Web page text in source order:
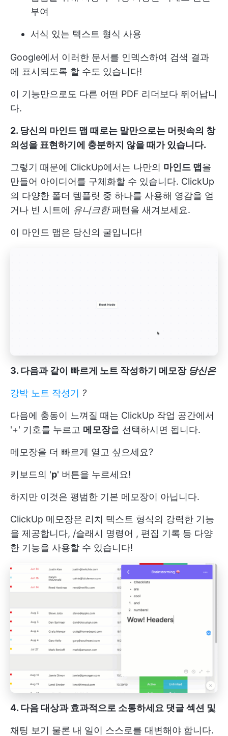
부여
서식 있는 텍스트 형식 사용
Google에서 이러한 문서를 인덱스하여 검색 결과
에 표시되도록 할 수도 있습니다!
이 기능만으로도 다른 어떤 PDF 리더보다 뛰어납니
다.
2. 당신의 마인드 맵 때로는 말만으로는 머릿속의 창
의성을 표현하기에 충분하지 않을 때가 있습니다.
그렇기 때문에 ClickUp에서는 나만의 마인드 맵 을
만들어 아이디어를 구체화할 수 있습니다. ClickUp
의 다양한 폴더 템플릿 중 하나를 사용해 영감을 얻
거나 빈 시트에 유니크한패턴을 새겨보세요.
이 마인드 맵은 당신의 굴입니다!
3. 다음과 같이 빠르게 노트 작성하기 메모장 당신은
강박 노트 작성기 ?
다음에 충동이 느껴질 때는 ClickUp 작업 공간에서
'+' 기호를 누르고 메모장을 선택하시면 됩니다.
메모장을 더 빠르게 열고 싶으세요?
키보드의 'p' 버튼을 누르세요!
하지만 이것은 평범한 기본 메모장이 아닙니다.
ClickUp 메모장은 리치 텍스트 형식의 강력한 기능
을 제공합니다, /슬래시 명령어 , 편집 기록 등 다양
한 기능을 사용할 수 있습니다!
4. 다음 대상과 효과적으로 소통하세요 댓글 섹션 및
채팅 보기 물론 내 일이 스스로를 대변해야 합니다.